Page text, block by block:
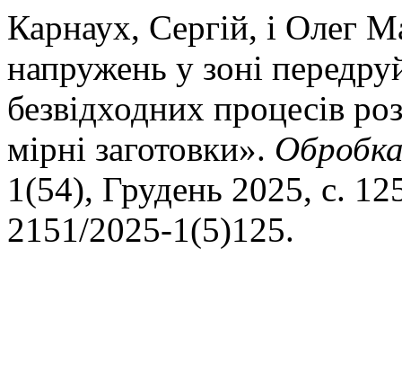
Карнаух, Сергій, і Олег
напружень у зоні
безвідходних процесів
мірні заготовки».
1(54), Грудень 2025, с.
2151/2025-1(5)125.